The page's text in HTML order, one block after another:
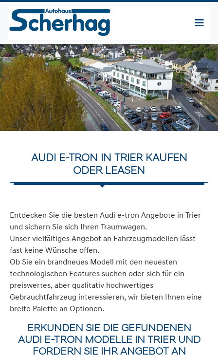
AUDI E-TRON IN TRIER KAUFEN
ODER LEASEN
Entdecken Sie die besten Audi e-tron Angebote in Trier
und sichern Sie sich Ihren Traumwagen.
Unser vielfältiges Angebot an Fahrzeugmodellen lässt
fast keine Wünsche offen.
Ob Sie ein brandneues Modell mit den neuesten
technologischen Features suchen oder sich für ein
preiswertes, aber qualitativ hochwertiges
Gebrauchtfahrzeug interessieren, wir bieten Ihnen eine
breite Palette an Optionen.
ERKUNDEN SIE DIE GEFUNDENEN
AUDI E-TRON MODELLE IN TRIER UND
FORDERN SIE IHR ANGEBOT AN